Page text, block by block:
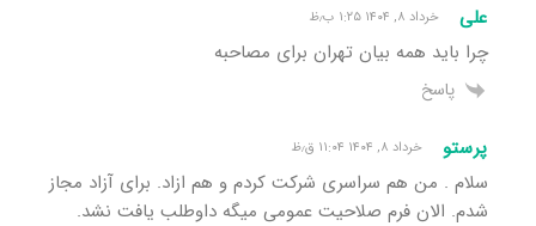
علی خرداد ۸, ۱۴۰۴ ۱:۲۵ ب٫ظ
چرا باید همه بیان تهران برای مصاحبه
پاسخ
پرستو خرداد ۸, ۱۴۰۴ ۱۱:۰۴ ق٫ظ
سلام . من هم سراسری شرکت کردم و هم ازاد. برای آزاد مجاز
شدم. الان فرم صلاحیت عمومی میگه داوطلب یافت نشد.